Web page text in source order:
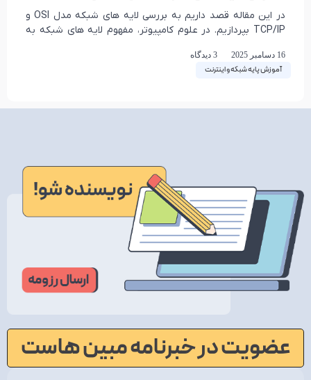
آموزش پایه شبکه و اینترنت
در این مقاله قصد داریم به بررسی لایه های شبکه مدل OSI و
TCP/IP بپردازیم. در علوم کامپیوتر، مفهوم لایه های شبکه به
16 دسامبر 2025
عضویت در خبرنامه مبین هاست